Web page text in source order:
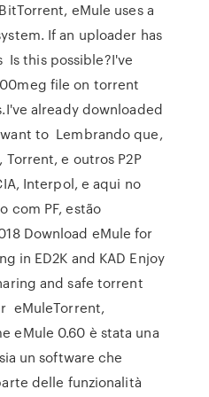
eMule uses a
If an uploader has
this possible?I've
file on torrent
already downloaded
to Lembrando que,
Torrent, e outros P2P
Interpol, e aqui no
com PF, estão
Download eMule for
in ED2K and KAD Enjoy
and safe torrent
eMuleTorrent,
eMule 0.60 è stata una
un software che
delle funzionalità